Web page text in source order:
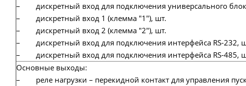
– дискретный вход для подключения универсального
– дискретный вход 1 (клемма "1"), шт.
– дискретный вход 2 (клемма "2"), шт.
– дискретный вход для подключения интерфейса RS-232,
– дискретный вход для подключения интерфейса RS-485,
Основные выходы:
– реле нагрузки – перекидной контакт для управления